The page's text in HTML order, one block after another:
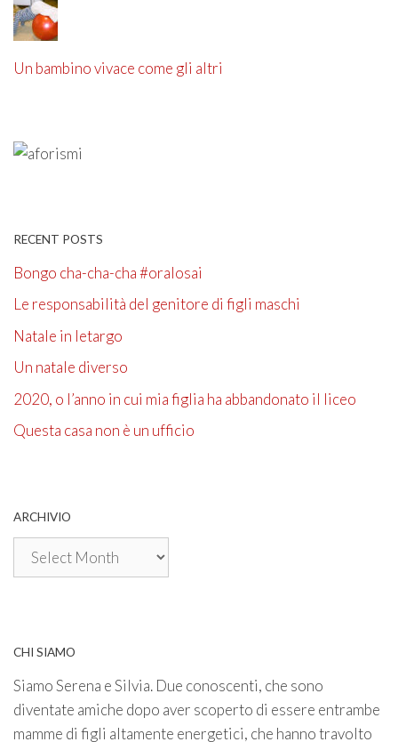
Un bambino vivace come gli altri
RECENT POSTS
Bongo cha-cha-cha #oralosai
Le responsabilità del genitore di figli maschi
Natale in letargo
Un natale diverso
2020, o l’anno in cui mia figlia ha abbandonato il liceo
Questa casa non è un ufficio
ARCHIVIO
Archivio
CHI SIAMO
Siamo Serena e Silvia. Due conoscenti, che sono
diventate amiche dopo aver scoperto di essere entrambe
mamme di figli altamente energetici, che hanno travolto